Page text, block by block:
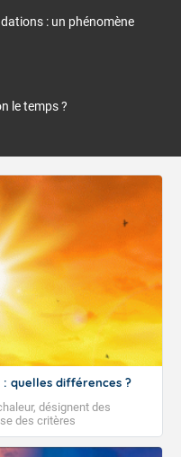
: un phénomène
le temps ?
quelles différences ?
désignent des
des critères
les épisodes de chaleur qui
socio-économiques